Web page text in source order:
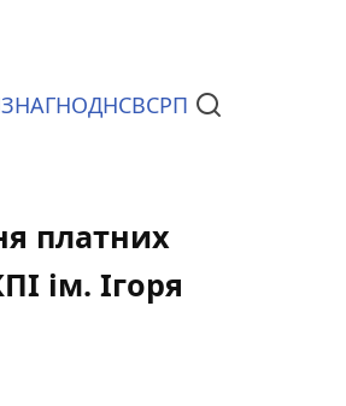
НАГНОДНСВСРП
платних
ім. Ігоря